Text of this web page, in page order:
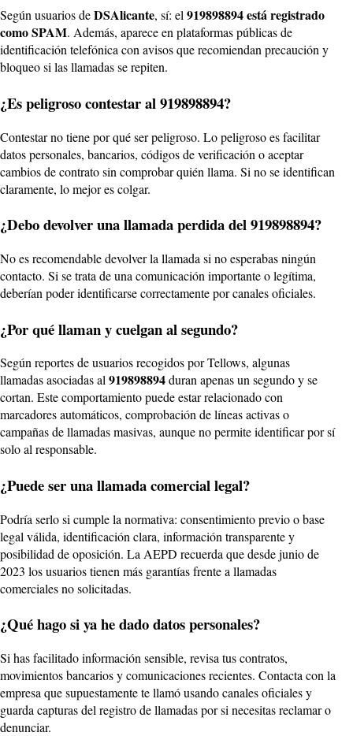
Según usuarios deDSAlicante, sí: el919898894 está registrado
como SPAM. Además, aparece en plataformas públicas de
identificación telefónica con avisos que recomiendan precaución y
bloqueo si las llamadas se repiten.
¿Es peligroso contestar al 919898894?
Contestar no tiene por qué ser peligroso. Lo peligroso es facilitar
datos personales, bancarios, códigos de verificación o aceptar
cambios de contrato sin comprobar quién llama. Si no se identifican
claramente, lo mejor es colgar.
¿Debo devolver una llamada perdida del 919898894?
No es recomendable devolver la llamada si no esperabas ningún
contacto. Si se trata de una comunicación importante o legítima,
deberían poder identificarse correctamente por canales oficiales.
¿Por qué llaman y cuelgan al segundo?
Según reportes de usuarios recogidos por Tellows, algunas
llamadas asociadas al919898894duran apenas un segundo y se
cortan. Este comportamiento puede estar relacionado con
marcadores automáticos, comprobación de líneas activas o
campañas de llamadas masivas, aunque no permite identificar por sí
solo al responsable.
¿Puede ser una llamada comercial legal?
Podría serlo si cumple la normativa: consentimiento previo o base
legal válida, identificación clara, información transparente y
posibilidad de oposición. La AEPD recuerda que desde junio de
2023 los usuarios tienen más garantías frente a llamadas
comerciales no solicitadas.
¿Qué hago si ya he dado datos personales?
Si has facilitado información sensible, revisa tus contratos,
movimientos bancarios y comunicaciones recientes. Contacta con la
empresa que supuestamente te llamó usando canales oficiales y
guarda capturas del registro de llamadas por si necesitas reclamar o
denunciar.